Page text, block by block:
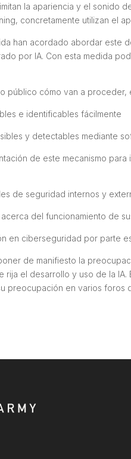
la apariencia y el sonido
, concretamente utilizan el
han acordado abordar este
por IA. Con esta medida
público cómo van a proceder,
e identificables fácilmente
y detectables mediante
de este mecanismo para
de seguridad internos y
del funcionamiento de
en ciberseguridad por parte
de manifiesto la
rija el desarrollo y uso de la
preocupación en varios foros